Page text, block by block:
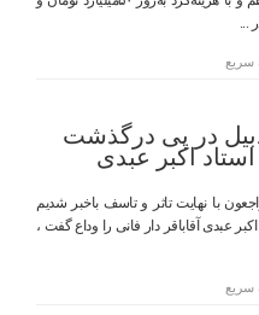
سریع
در پی درگذشت
اکبر عبدی
با نهایت تاثر و تاسف باخبر شدیم
عبدی آقاباقر دار فانی را وداع گفت ،
سریع